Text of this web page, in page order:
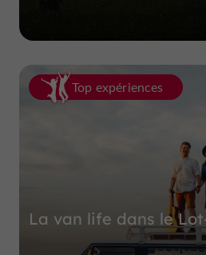
Top expériences
La van life dans le